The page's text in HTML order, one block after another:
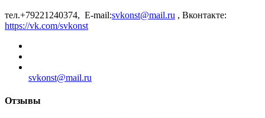
тел.+79221240374, E-mail:svkonst@mail.ru , Вконтакте:
https://vk.com/svkonst
svkonst@mail.ru
Отзывы